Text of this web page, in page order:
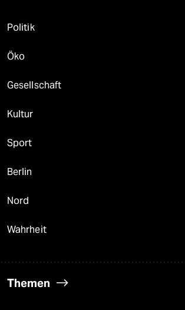
Politik
Öko
Gesellschaft
Kultur
Sport
Berlin
Nord
Wahrheit
Themen